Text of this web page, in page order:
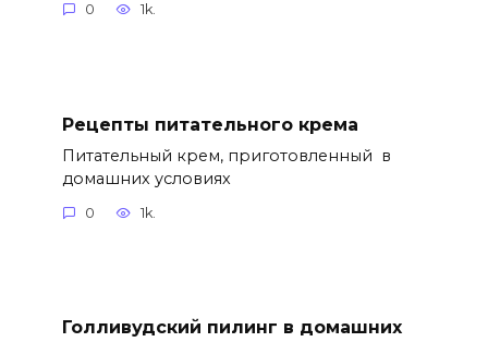
0 1k.
Рецепты питательного крема
Питательный крем, приготовленный в
домашних условиях
0 1k.
Голливудский пилинг в домашних